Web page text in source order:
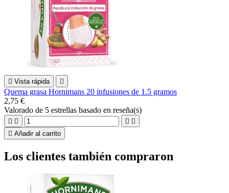
 Vista rápida 
Quema grasa Hornimans 20 infusiones de 1.5 gramos
2,75 €
Valorado de 5 estrellas basado en reseña(s)
   
 Añadir al carrito
Los clientes también compraron